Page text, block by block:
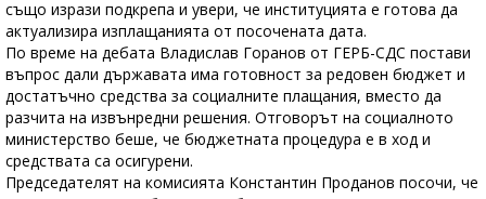
също изрази подкрепа и увери, че институцията е готова да
актуализира изплащанията от посочената дата.
По време на дебата Владислав Горанов от ГЕРБ-СДС постави
въпрос дали държавата има готовност за редовен бюджет и
достатъчно средства за социалните плащания, вместо да
разчита на извънредни решения. Отговорът на социалното
министерство беше, че бюджетната процедура е в ход и
средствата са осигурени.
Председателят на комисията Константин Проданов посочи, че